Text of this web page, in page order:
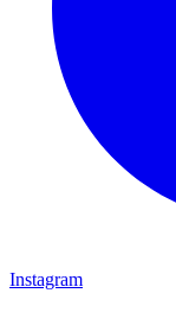
Instagram